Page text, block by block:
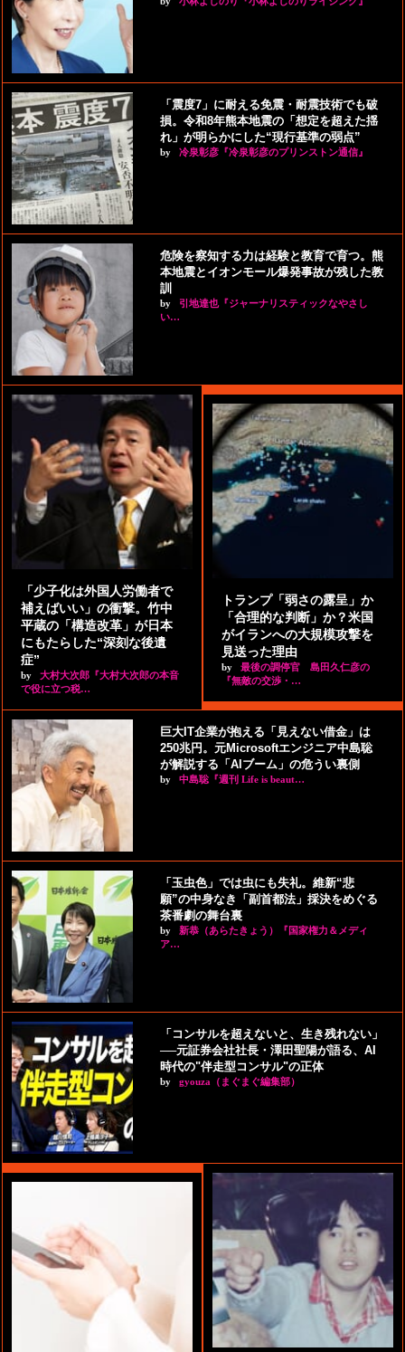
「震度7」に耐える免震・耐震技術でも破
損。令和8年熊本地震の「想定を超えた揺
れ」が明らかにした“現行基準の弱点”
by 冷泉彰彦『冷泉彰彦のプリンストン通信』
危険を察知する力は経験と教育で育つ。熊
本地震とイオンモール爆発事故が残した教
訓
by
引地達也『ジャーナリスティックなやさし
い…
「少子化は外国人労働者で
補えばいい」の衝撃。竹中
平蔵の「構造改革」が日本
にもたらした“深刻な後遺
症”
by
大村大次郎『大村大次郎の本音
で役に立つ税…
トランプ「弱さの露呈」か
「合理的な判断」か？米国
がイランへの大規模攻撃を
見送った理由
by
最後の調停官 島田久仁彦の
『無敵の交渉・…
巨大IT企業が抱える「見えない借金」は
250兆円。元Microsoftエンジニア中島聡
が解説する「AIブーム」の危うい裏側
by 中島聡『週刊 Life is beaut…
「玉虫色」では虫にも失礼。維新“悲
願”の中身なき「副首都法」採決をめぐる
茶番劇の舞台裏
by
新恭（あらたきょう）『国家権力＆メディ
ア…
「コンサルを超えないと、生き残れない」
──元証券会社社長・澤田聖陽が語る、AI
時代の"伴走型コンサル"の正体
by gyouza（まぐまぐ編集部）